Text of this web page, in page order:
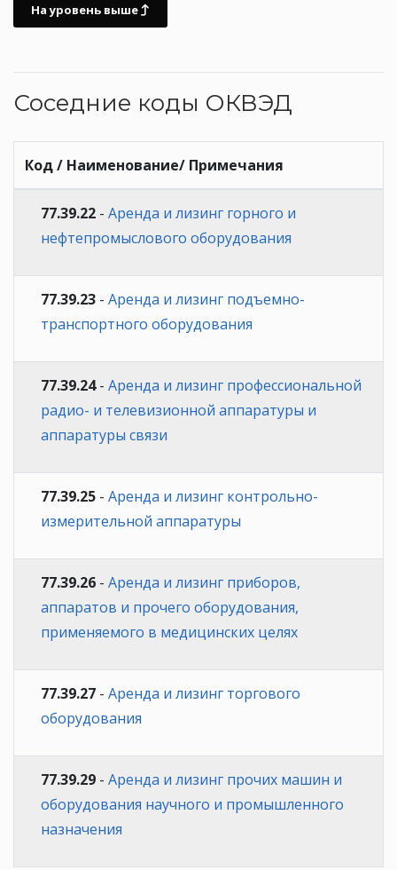
На уровень выше
Соседние коды ОКВЭД
Код / Наименование/ Примечания
77.39.22 - Аренда и лизинг горного и
нефтепромыслового оборудования
77.39.23 - Аренда и лизинг подъемно-
транспортного оборудования
77.39.24- Аренда и лизинг профессиональной
радио- и телевизионной аппаратуры и
аппаратуры связи
77.39.25 - Аренда и лизинг контрольно-
измерительной аппаратуры
77.39.26 - Аренда и лизинг приборов,
аппаратов и прочего оборудования,
применяемого в медицинских целях
77.39.27 - Аренда и лизинг торгового
оборудования
77.39.29 - Аренда и лизинг прочих машин и
оборудования научного и промышленного
назначения